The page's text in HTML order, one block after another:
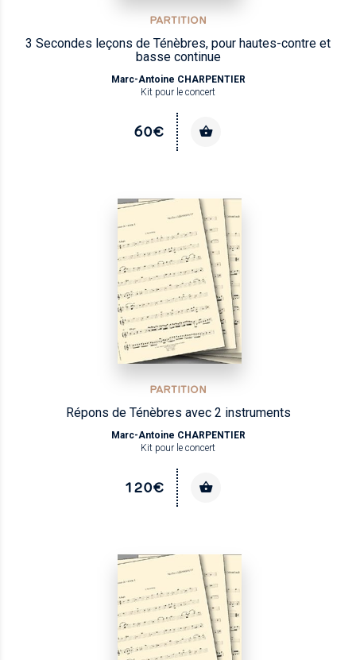
PARTITION
3 Secondes leçons de Ténèbres, pour hautes-contre et
basse continue
Marc-Antoine CHARPENTIER
Kit pour le concert
60€
PARTITION
Répons de Ténèbres avec 2 instruments
Marc-Antoine CHARPENTIER
Kit pour le concert
120€